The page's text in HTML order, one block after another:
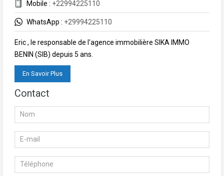
Mobile : +22994225110
WhatsApp : +29994225110
Eric , le responsable de l'agence immobilière SIKA IMMO
BENIN (SIB) depuis 5 ans.
En Savoir Plus
Contact